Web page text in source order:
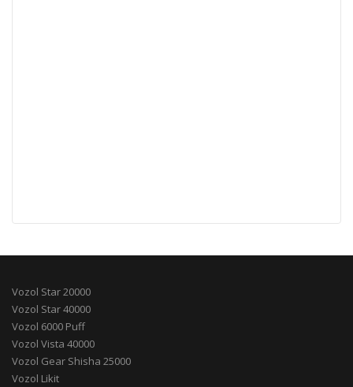
Vozol Star 20000
Vozol Star 40000
Vozol 6000 Puff
Vozol Vista 40000
Vozol Gear Shisha 25000
Vozol Likit